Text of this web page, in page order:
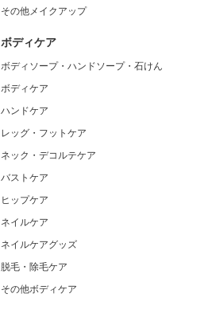
その他メイクアップ
ボディケア
ボディソープ・ハンドソープ・石けん
ボディケア
ハンドケア
レッグ・フットケア
ネック・デコルテケア
バストケア
ヒップケア
ネイルケア
ネイルケアグッズ
脱毛・除毛ケア
その他ボディケア